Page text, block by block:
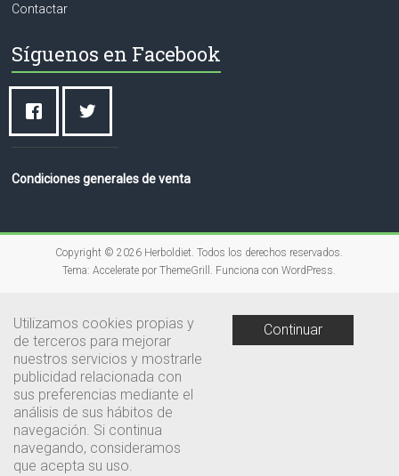
Contactar
Síguenos en Facebook
Condiciones generales de venta
Copyright © 2026 Herboldiet . Todos los derechos reservados.
Tema:Accelerate por ThemeGrill. Funciona conWordPress
Utilizamos cookies propias y
de terceros para mejorar
nuestros servicios y mostrarle
publicidad relacionada con
sus preferencias mediante el
análisis de sus hábitos de
navegación. Si continua
navegando, consideramos
que acepta su uso.
Continuar